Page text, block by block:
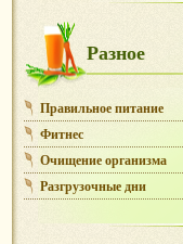
Разное
Правильное питание
Фитнес
Очищение организма
Разгрузочные дни